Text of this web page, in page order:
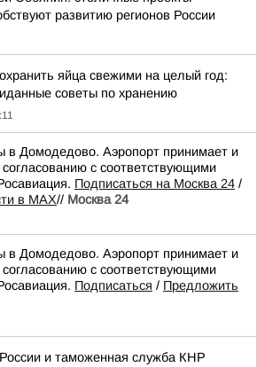
развитию регионов России
яйца свежими на целый год:
советы по хранению
в Домодедово. Аэропорт принимает и
с соответствующими
Подписаться на Москва 24 /
в MAX// Москва 24
в Домодедово. Аэропорт принимает и
с соответствующими
Подписаться / Предложить
и таможенная служба КНР